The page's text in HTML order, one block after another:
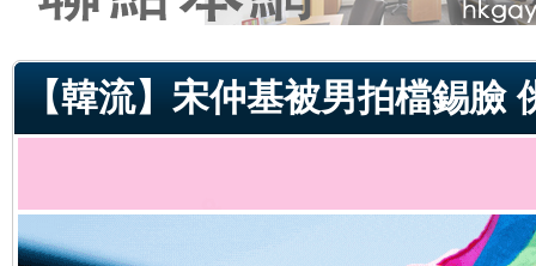
【韓流】宋仲基被男拍檔錫臉